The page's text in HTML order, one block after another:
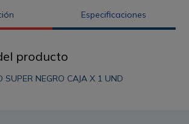
Especificaciones
producto
SUPER NEGRO CAJA X 1 UND